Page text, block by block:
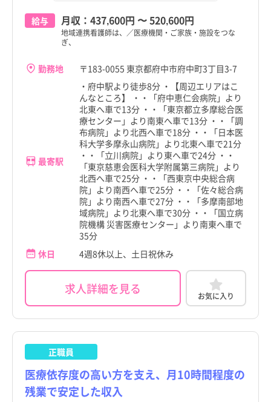
給与 月収： 437,600円 〜520,600円
地域連携看護師は、／医療機関・ご家族・施設をつな
ぎ、
勤務地 〒183-0055 東京都府中市府中町3丁目3-7
最寄駅
・府中駅より徒歩8分 ・【周辺エリアはこ
んなところ】 ・・「府中恵仁会病院」より
北東へ車で13分 ・・「東京都立多摩総合医
療センター」より南東へ車で13分 ・・「調
布病院」より北西へ車で18分 ・・「日本医
科大学多摩永山病院」より北東へ車で21分
・・「立川病院」より東へ車で24分 ・・
「東京慈恵会医科大学附属第三病院」より
北西へ車で25分 ・・「西東京中央総合病
院」より南西へ車で25分 ・・「佐々総合病
院」より南西へ車で27分 ・・「多摩南部地
域病院」より北東へ車で30分 ・・「国立病
院機構 災害医療センター」より南東へ車で
35分
休日
4週8休以上、土日祝休み
求人詳細を見る お気に入り
正職員
医療依存度の高い方を支え、月10時間程度の
残業で安定した収入